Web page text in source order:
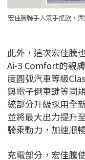
宏佳騰聯手人氣手搖飲，
此外，這次宏佳騰
Ai-3 Comfort的親
度圓弧汽車等級
與電子倒車鍵等同
統部分升級採用全
並將最大出力提升
騎乘動力，加速順
充電部分，宏佳騰